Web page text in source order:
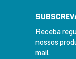
Receba
nossos
mail.